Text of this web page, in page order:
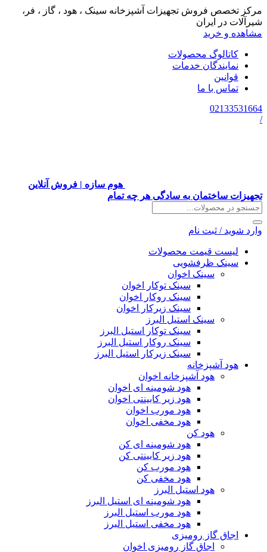
مرکز تخصص فروش تجهیزات آشپزخانه سینک ، هود ، گاز ، فر،
شیرآلات در ایران
مشاهده و خرید
کاتالوگ محصولات
نمایندگان خدمات
قوانین
تماس با ما
02133531664
/
هوم سازه | فروش آنلاین
تجهیزات ساختمان به سادگی هر چه تمام
وارد شوید / ثبت نام
لیست قیمت محصولات
سینک ظرفشویی
سینک اخوان
سینک توکار اخوان
سینک روکار اخوان
سینک زیرکار اخوان
سینک استیل البرز
سینک توکار استیل البرز
سینک روکار استیل البرز
سینک زیرکار استیل البرز
هود آشپزخانه
هود آشپزخانه اخوان
هود شومینه ای اخوان
هود زیر کابینتی اخوان
هود مورب اخوان
هود مخفی اخوان
هود کن
هود شومینه ای کن
هود زیر کابینتی کن
هود مورب کن
هود مخفی کن
هود استیل البرز
هود شومینه ای استیل البرز
هود مورب استیل البرز
هود مخفی استیل البرز
اجاق گاز رومیزی
اجاق گاز رومیزی اخوان